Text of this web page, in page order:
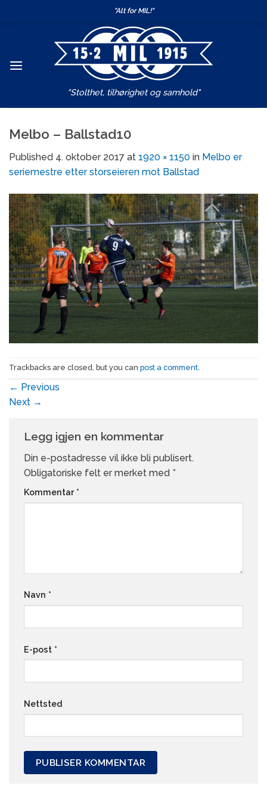
"Alt for MIL!"
"Stolthet, tilhørighet og samhold"
Melbo – Ballstad10
Published 4. oktober 2017 at 1920 × 1150 in Melbo er
seriemestre etter storseieren mot Ballstad
Trackbacks are closed, but you can post a comment
← Previous
Next →
Legg igjen en kommentar
Din e-postadresse vil ikke bli publisert.
Obligatoriske felt er merket med *
Kommentar *
Navn *
E-post *
Nettsted